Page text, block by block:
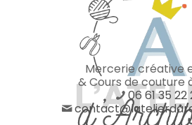
Mercerie créative
& Cours de couture
06 61 35 22